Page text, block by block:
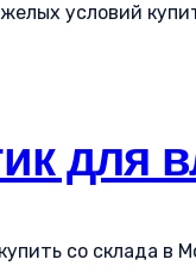
условий
для
со склада в